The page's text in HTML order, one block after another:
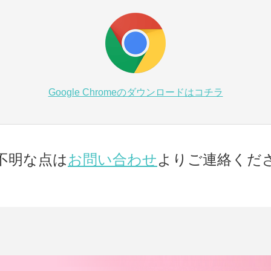
Google Chromeのダウンロードはコチラ
明な点はお問い合わせよりご連絡くだ